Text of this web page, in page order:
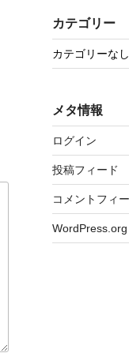
カテゴリー
カテゴリーなし
メタ情報
ログイン
投稿フィード
コメントフィ
WordPress.org